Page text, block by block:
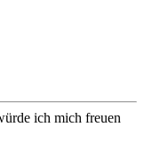
ich mich freuen